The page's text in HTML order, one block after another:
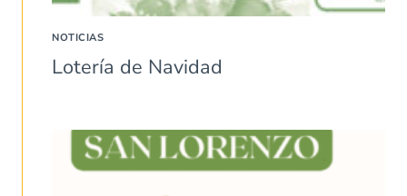
NOTICIAS
Lotería de Navidad